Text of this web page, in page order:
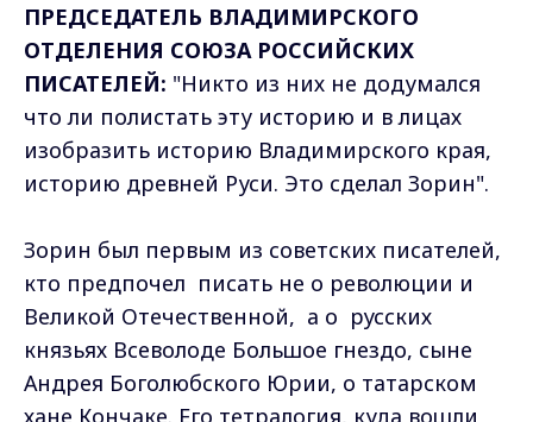
ПРЕДСЕДАТЕЛЬ ВЛАДИМИРСКОГО
ОТДЕЛЕНИЯ СОЮЗА РОССИЙСКИХ
ПИСАТЕЛЕЙ: "Никто из них не додумался
что ли полистать эту историю и в лицах
изобразить историю Владимирского края,
историю древней Руси. Это сделал Зорин".
Зорин был первым из советских писателей,
кто предпочел писать не о революции и
Великой Отечественной, а о русских
князьях Всеволоде Большое гнездо, сыне
Андрея Боголюбского Юрии, о татарском
хане Кончаке. Его тетралогия, куда вошли